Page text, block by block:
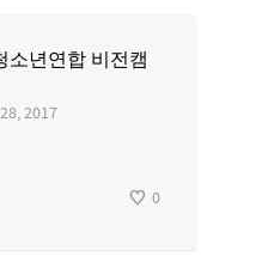
소년연합 비전캠
2017
0